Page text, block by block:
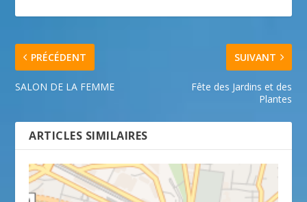
PRÉCÉDENT
SALON DE LA FEMME
SUIVANT
Fête des Jardins et des
Plantes
ARTICLES SIMILAIRES